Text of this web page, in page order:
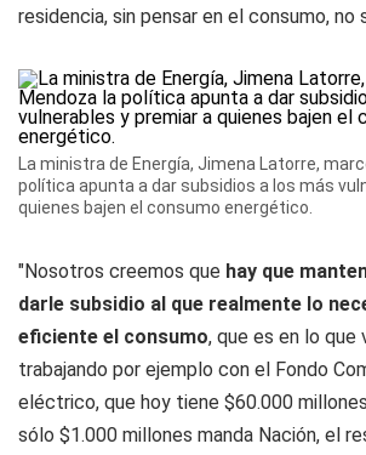
residencia, sin pensar en el consumo, no
La ministra de Energía, Jimena Latorre,
política apunta a dar subsidios a los más
quienes bajen el consumo energético.
"Nosotros creemos que hay que
darle subsidio al que realmente lo
eficiente el consumo, que es en lo que
trabajando por ejemplo con el Fondo
eléctrico, que hoy tiene $60.000
sólo $1.000 millones manda Nación, el